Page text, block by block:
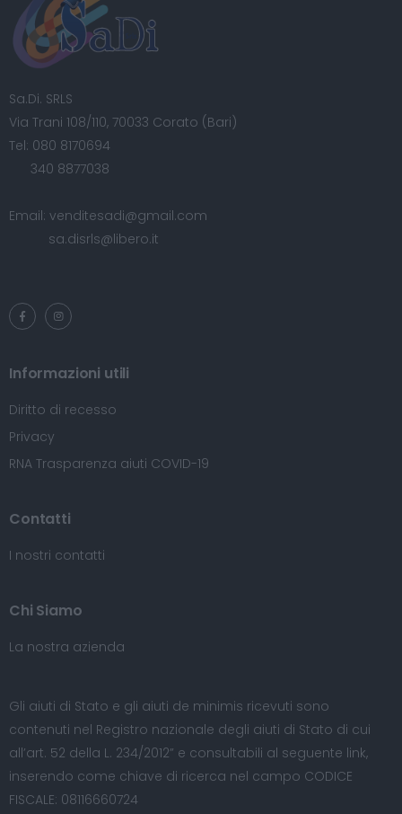
Sa.Di. SRLS
Via Trani 108/110, 70033 Corato (Bari)
Tel: 080 8170694
340 8877038
Email: venditesadi@gmail.com
sa.disrls@libero.it
Informazioni utili
Diritto di recesso
Privacy
RNA Trasparenza aiuti COVID-19
Contatti
I nostri contatti
Chi Siamo
La nostra azienda
Gli aiuti di Stato e gli aiuti de minimis ricevuti sono
contenuti nel Registro nazionale degli aiuti di Stato di cui
all’art. 52 della L. 234/2012” e consultabili al seguente link,
inserendo come chiave di ricerca nel campo CODICE
FISCALE: 08116660724